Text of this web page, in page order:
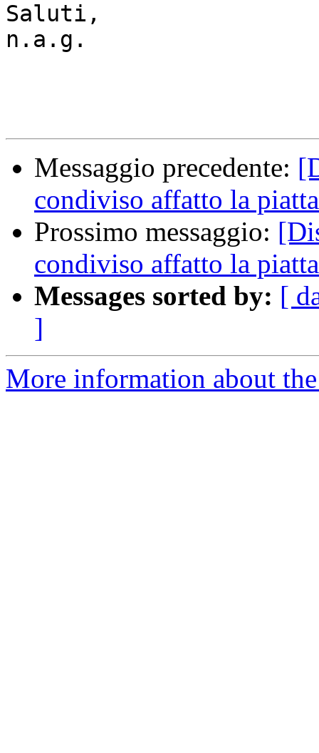
Saluti,
n.a.g.
Messaggio precedente:
condiviso affatto la
Prossimo messaggio:
condiviso affatto la
Messages sorted by: [
]
More information about